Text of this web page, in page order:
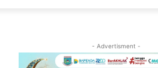
- Advertisment -